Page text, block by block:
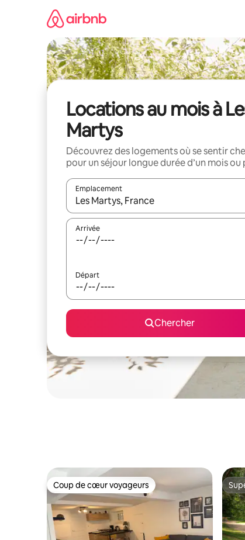
Locations au mois à
Martys
Découvrez des logements où se sentir
pour un séjour longue durée d’un mois ou
Emplacement
Quand les résultats sont affichés,
Arrivée
Départ
Chercher
Coup de cœur voyageurs
Coup de cœur voyageurs